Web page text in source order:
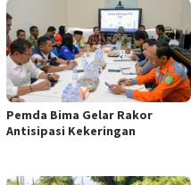
Pemda Bima Gelar Rakor
Antisipasi Kekeringan